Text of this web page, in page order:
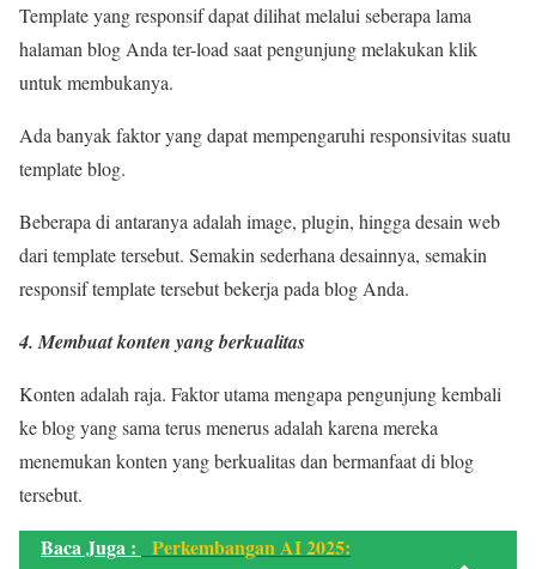
Template yang responsif dapat dilihat melalui seberapa lama
halaman blog Anda ter-load saat pengunjung melakukan klik
untuk membukanya.
Ada banyak faktor yang dapat mempengaruhi responsivitas suatu
template blog.
Beberapa di antaranya adalah image, plugin, hingga desain web
dari template tersebut. Semakin sederhana desainnya, semakin
responsif template tersebut bekerja pada blog Anda.
4. Membuat konten yang berkualitas
Konten adalah raja. Faktor utama mengapa pengunjung kembali
ke blog yang sama terus menerus adalah karena mereka
menemukan konten yang berkualitas dan bermanfaat di blog
tersebut.
Baca Juga :
Perkembangan AI 2025: